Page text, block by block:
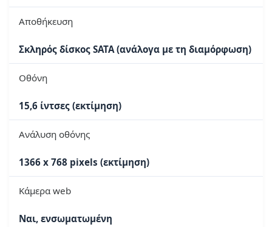
Αποθήκευση
Σκληρός δίσκος SATA (ανάλογα με τη διαμόρφωση)
Οθόνη
15,6 ίντσες (εκτίμηση)
Ανάλυση οθόνης
1366 x 768 pixels (εκτίμηση)
Κάμερα web
Ναι, ενσωματωμένη